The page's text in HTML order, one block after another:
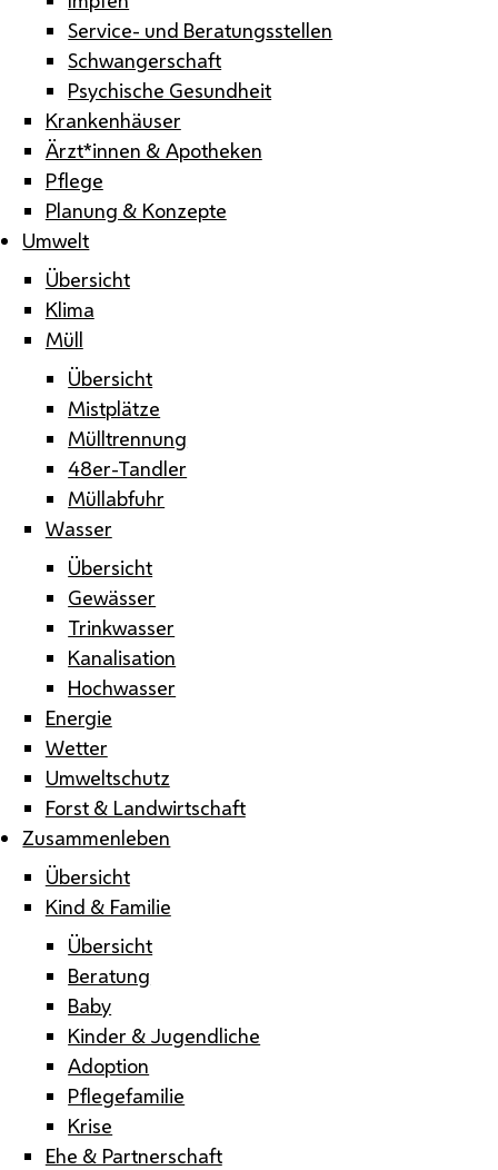
Service- und Beratungsstellen
Schwangerschaft
Psychische Gesundheit
Krankenhäuser
Ärzt*innen & Apotheken
Pflege
Planung & Konzepte
Umwelt
Übersicht
Klima
Müll
Übersicht
Mistplätze
Mülltrennung
48er-Tandler
Müllabfuhr
Wasser
Übersicht
Gewässer
Trinkwasser
Kanalisation
Hochwasser
Energie
Wetter
Umweltschutz
Forst & Landwirtschaft
Zusammenleben
Übersicht
Kind & Familie
Übersicht
Beratung
Baby
Kinder & Jugendliche
Adoption
Pflegefamilie
Krise
Ehe & Partnerschaft